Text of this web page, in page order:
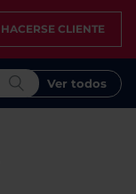
HACERSE CLIENTE
Ver todos